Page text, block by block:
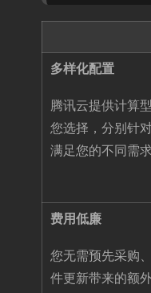
多样化配置
腾讯云提供计算
您选择，分别针
满足您的不同需求
费用低廉
您无需预先采购
件更新带来的额